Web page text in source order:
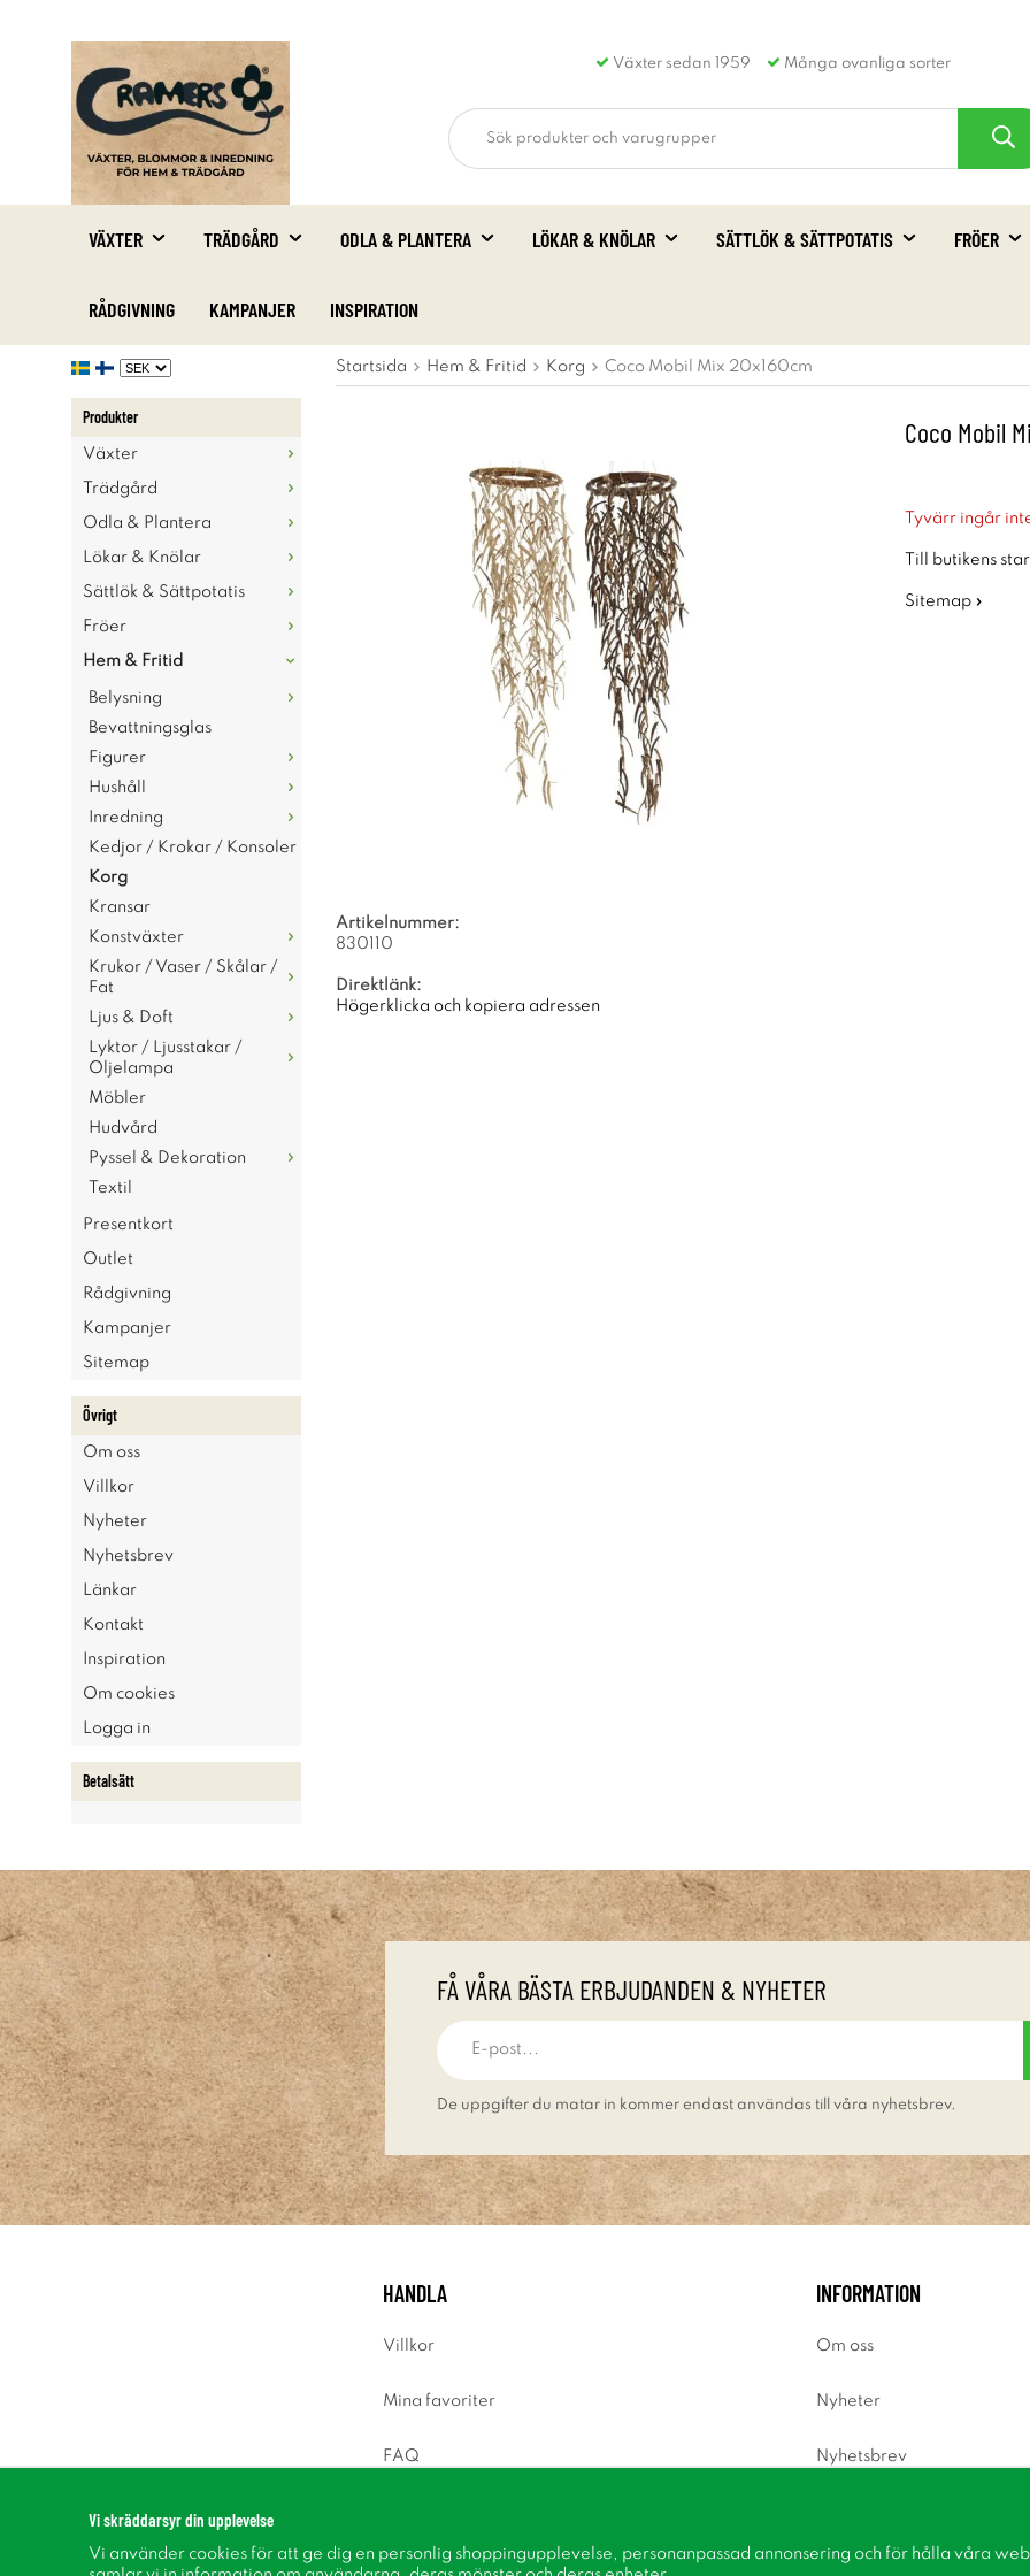
Växter sedan 1959 Många ovanliga sorter
VÄXTER TRÄDGÅRD ODLA & PLANTERA LÖKAR & KNÖLAR SÄTTLÖK & SÄTTPOTATIS FRÖER
RÅDGIVNING KAMPANJER INSPIRATION
Produkter
Växter
Trädgård
Odla & Plantera
Lökar & Knölar
Sättlök & Sättpotatis
Fröer
Hem & Fritid
Belysning
Bevattningsglas
Figurer
Hushåll
Inredning
Kedjor / Krokar / Konsoler
Korg
Kransar
Konstväxter
Krukor / Vaser / Skålar /
Fat
Ljus & Doft
Lyktor / Ljusstakar /
Oljelampa
Möbler
Hudvård
Pyssel & Dekoration
Textil
Presentkort
Outlet
Rådgivning
Kampanjer
Sitemap
Övrigt
Om oss
Villkor
Nyheter
Nyhetsbrev
Länkar
Kontakt
Inspiration
Om cookies
Logga in
Betalsätt
Startsida Hem & Fritid Korg Coco Mobil Mix 20x160cm
Coco Mobil
Tyvärr ingår
Till butikens
Sitemap »
Artikelnummer:
830110
Direktlänk:
Högerklicka och kopiera adressen
FÅ VÅRA BÄSTA ERBJUDANDEN & NYHETER
De uppgifter du matar in kommer endast användas till våra nyhetsbrev.
HANDLA
Villkor
Mina favoriter
FAQ
INFORMATION
Om oss
Nyheter
Nyhetsbrev
Inspiration
Vi skräddarsyr din upplevelse
Vi använder cookies för att ge dig en personlig shoppingupplevelse, personanpassad annonsering och för hålla våra